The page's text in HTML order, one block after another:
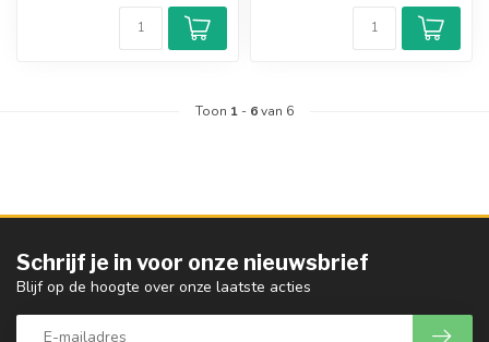
Toon 1 - 6van 6
Schrijf je in voor onze nieuwsbrief
Blijf op de hoogte over onze laatste acties